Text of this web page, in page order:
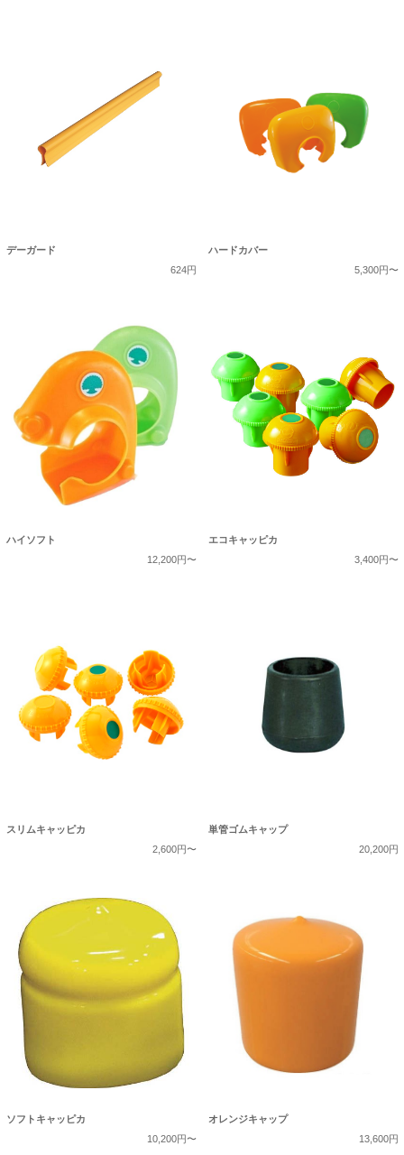
デーガード
624円
ハードカバー
5,300円〜
ハイソフト
12,200円〜
エコキャッピカ
3,400円〜
スリムキャッピカ
2,600円〜
単管ゴムキャップ
20,200円
ソフトキャッピカ
10,200円〜
オレンジキャップ
13,600円